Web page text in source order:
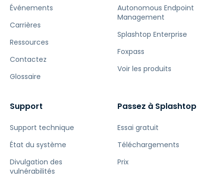
Événements
Carrières
Ressources
Contactez
Glossaire
Autonomous Endpoint
Management
Splashtop Enterprise
Foxpass
Voir les produits
Support
Support technique
État du système
Divulgation des
vulnérabilités
Passez à Splashtop
Essai gratuit
Téléchargements
Prix